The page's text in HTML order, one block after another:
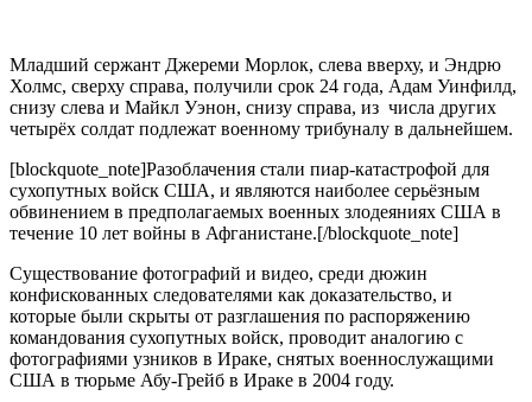
Младший сержант Джереми Морлок, слева вверху, и Эндрю
Холмс, сверху справа, получили срок 24 года, Адам Уинфилд,
снизу слева и Майкл Уэнон, снизу справа, из числа других
четырёх солдат подлежат военному трибуналу в дальнейшем.
[blockquote_note]Разоблачения стали пиар-катастрофой для
сухопутных войск США, и являются наиболее серьёзным
обвинением в предполагаемых военных злодеяниях США в
течение 10 лет войны в Афганистане.[/blockquote_note]
Существование фотографий и видео, среди дюжин
конфискованных следователями как доказательство, и
которые были скрыты от разглашения по распоряжению
командования сухопутных войск, проводит аналогию с
фотографиями узников в Ираке, снятых военнослужащими
США в тюрьме Абу-Грейб в Ираке в 2004 году.